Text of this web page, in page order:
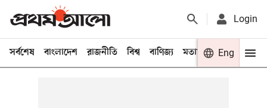
Login
সর্বশেষ বাংলাদেশ রাজনীতি বিশ্ব বাণিজ্য মতামত খেলা
Eng